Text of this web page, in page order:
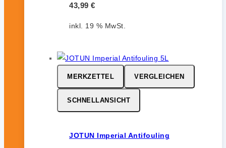
43,99 €
inkl. 19 % MwSt.
MERKZETTEL VERGLEICHEN
SCHNELLANSICHT
JOTUN Imperial Antifouling